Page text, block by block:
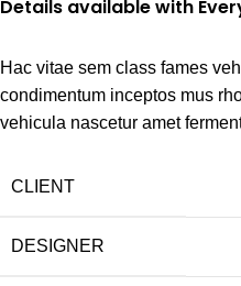
Details available with
Hac vitae sem class fames
condimentum inceptos mus
vehicula nascetur amet
CLIENT
DESIGNER